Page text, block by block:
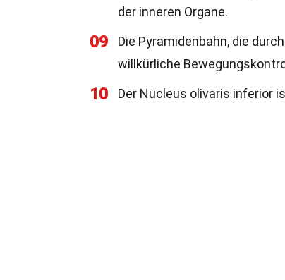
der inneren Organe.
09
Die Pyramidenbahn, die
willkürliche
10 Der Nucleus olivaris inferior